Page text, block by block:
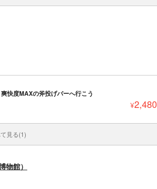
快度MAXの斧投げバーへ行こう
¥2,480
見る(1)
物館）